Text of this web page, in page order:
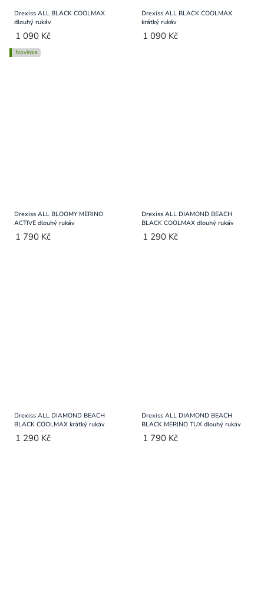
Drexiss ALL BLACK COOLMAX
dlouhý rukáv
1 090 Kč
Drexiss ALL BLACK COOLMAX
krátký rukáv
1 090 Kč
Novinka
Drexiss ALL BLOOMY MERINO
ACTIVE dlouhý rukáv
1 790 Kč
Drexiss ALL DIAMOND BEACH
BLACK COOLMAX dlouhý rukáv
1 290 Kč
Drexiss ALL DIAMOND BEACH
BLACK COOLMAX krátký rukáv
1 290 Kč
Drexiss ALL DIAMOND BEACH
BLACK MERINO TUX dlouhý rukáv
1 790 Kč